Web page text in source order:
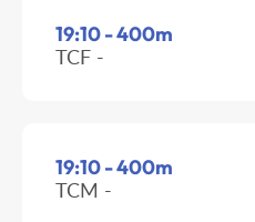
19:10 - 400m
TCF -
19:10 - 400m
TCM -